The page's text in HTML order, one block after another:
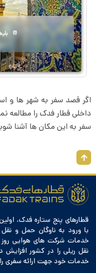
اگر قصد سفر به شهر ها و
داخلی قطار فدک را مطالعه
سفر به این مکان ها آشنا
با ورود به ناوگان حمل و
خدمات شرکت های هوایی روز
نقل ریلی را در کشور
خدمات خود جهت ارائه سفری